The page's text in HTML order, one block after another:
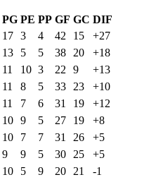
PG PE PP GF GC DIF
17 3 4 42 15
+27
13 5 5 38 20
+18
11 10 3 22 9
+13
11 8 5 33 23
+10
11 7 6 31 19
+12
10 9 5 27 19
+8
10 7 7 31 26
+5
9 9 5 30 25
+5
10 5 9 20 21 -1